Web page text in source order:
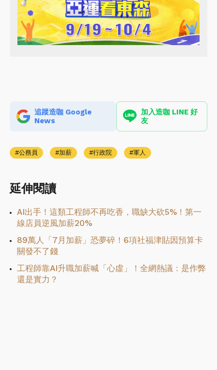
追蹤造咖 Google
News
加入造咖 LINE 好
友
公務員 加薪 行政院 軍人
延伸閱讀
AI出手！這類工程師不再吃香，職缺大砍5%！第一
線店員逆風加薪20%
89萬人「7月加薪」恐夢碎！6項社福津貼因預算卡
關發不了錢
工程師靠AI升職加薪喊「心虛」！全網熱議：是作弊
還是實力？